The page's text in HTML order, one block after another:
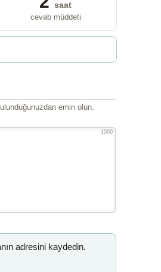
saat
cevab müddeti
emin olun.
1000
adresini kaydedin.